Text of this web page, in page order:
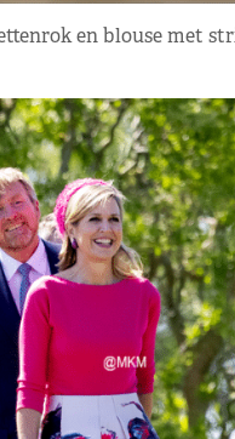
en blouse met